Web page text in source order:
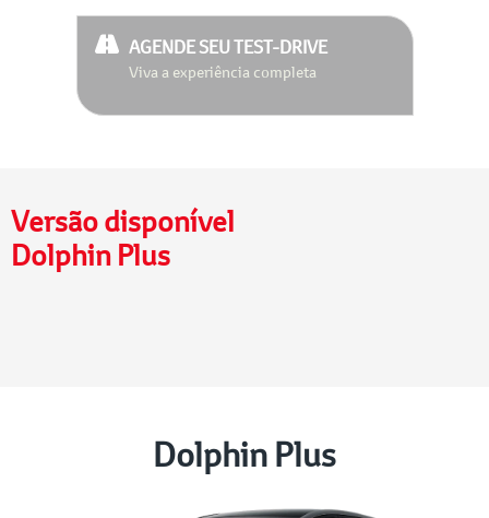
AGENDE SEU TEST-DRIVE
Viva a experiência completa
Versão disponível
Dolphin Plus
Dolphin Plus